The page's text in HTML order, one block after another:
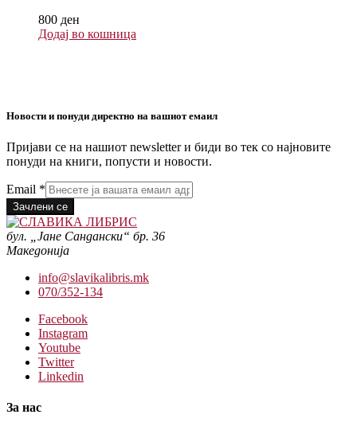
800 ден
Додај во кошница
Новости и понуди директно на вашиот емаил
Пријави се на нашиот newsletter и биди во тек со најновите
понуди на книги, попусти и новости.
Email *
Зачлени се
бул. „Јане Сандански“ бр. 36
Македонија
info@slavikalibris.mk
070/352-134
Facebook
Instagram
Youtube
Twitter
Linkedin
За нас